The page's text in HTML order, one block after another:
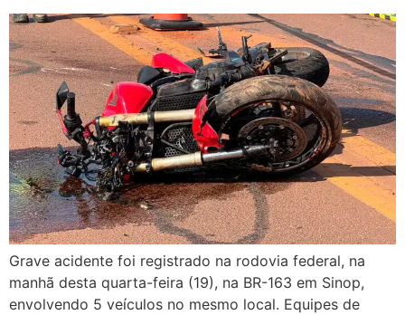
Grave acidente foi registrado na rodovia federal, na
manhã desta quarta-feira (19), na BR-163 em Sinop,
envolvendo 5 veículos no mesmo local. Equipes de